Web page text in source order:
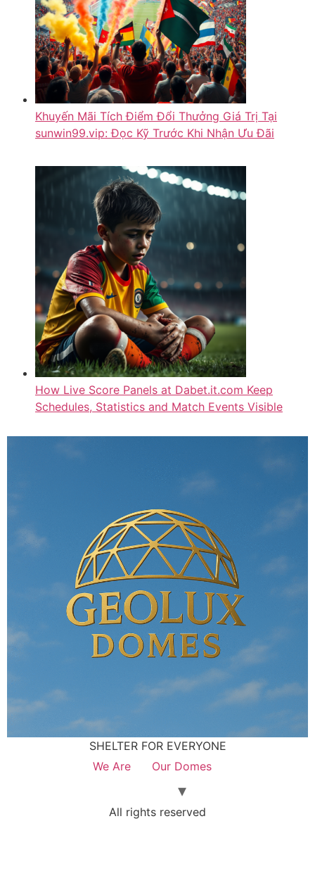
Khuyến Mãi Tích Điểm Đổi Thưởng Giá Trị Tại
sunwin99.vip: Đọc Kỹ Trước Khi Nhận Ưu Đãi
How Live Score Panels at Dabet.it.com Keep
Schedules, Statistics and Match Events Visible
SHELTER FOR EVERYONE
We Are
Our Domes
All rights reserved